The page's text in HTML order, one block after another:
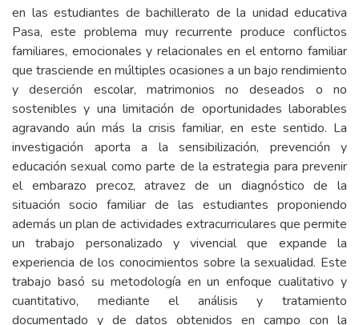
en las estudiantes de bachillerato de la unidad educativa
Pasa, este problema muy recurrente produce conflictos
familiares, emocionales y relacionales en el entorno familiar
que trasciende en múltiples ocasiones a un bajo rendimiento
y deserción escolar, matrimonios no deseados o no
sostenibles y una limitación de oportunidades laborables
agravando aún más la crisis familiar, en este sentido. La
investigación aporta a la sensibilización, prevención y
educación sexual como parte de la estrategia para prevenir
el embarazo precoz, atravez de un diagnóstico de la
situación socio familiar de las estudiantes proponiendo
además un plan de actividades extracurriculares que permite
un trabajo personalizado y vivencial que expande la
experiencia de los conocimientos sobre la sexualidad. Este
trabajo basó su metodología en un enfoque cualitativo y
cuantitativo, mediante el análisis y tratamiento
documentado y de datos obtenidos en campo con la